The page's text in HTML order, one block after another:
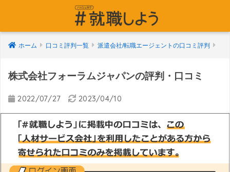
ホーム 口コミ評判一覧 派遣会社/転職エージェントの口コミ評判
株式会社フォーラムジャパンの評判・口コミ
2022/07/27 2023/04/10